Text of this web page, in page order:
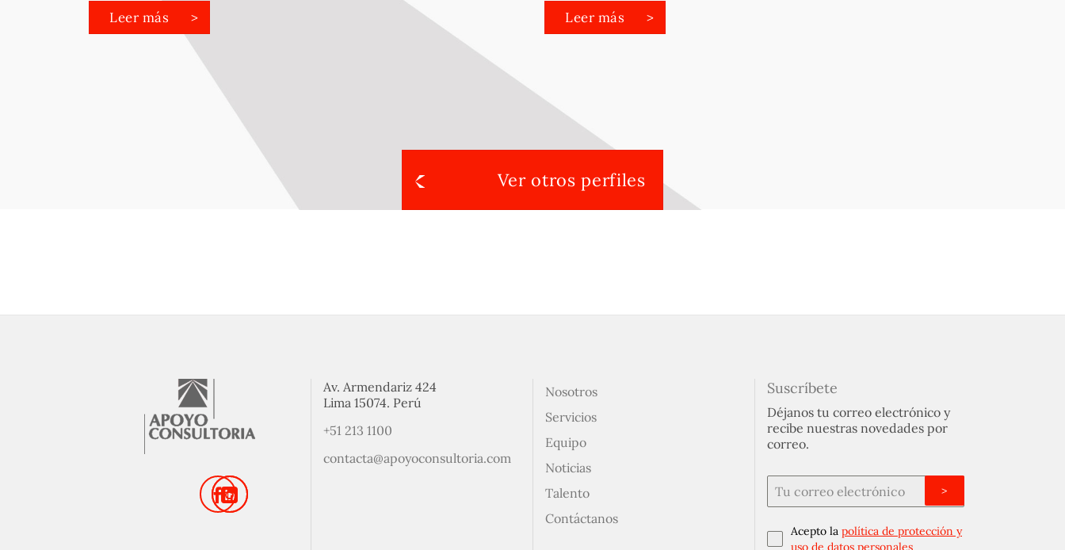
Leer más Leer más
Ver otros perfiles
Av. Armendariz 424
Lima 15074. Perú
+51 213 1100
contacta@apoyoconsultoria.com
Nosotros
Servicios
Equipo
Noticias
Talento
Contáctanos
Suscríbete
Déjanos tu correo electrónico y
recibe nuestras novedades por
correo.
Acepto la política de protección y
uso de datos personales
>